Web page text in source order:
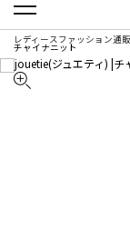
レディースファッション通
チャイナニット